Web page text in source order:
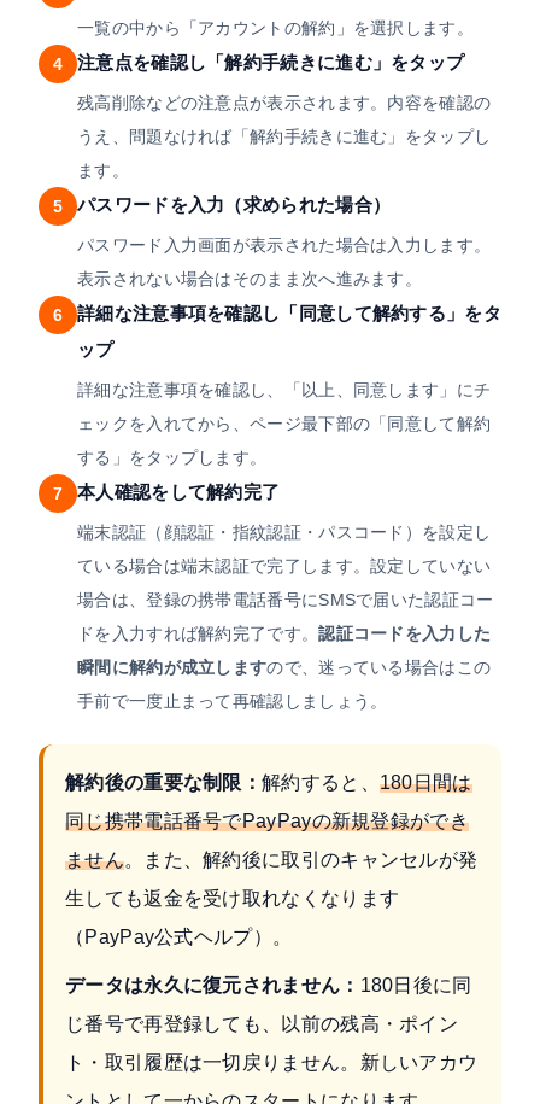
一覧の中から「アカウントの解約」を選択します。
4 注意点を確認し「解約手続きに進む」をタップ
残高削除などの注意点が表示されます。内容を確認の
うえ、問題なければ「解約手続きに進む」をタップし
ます。
5 パスワードを入力（求められた場合）
パスワード入力画面が表示された場合は入力します。
表示されない場合はそのまま次へ進みます。
6
詳細な注意事項を確認し「同意して解約する」をタ
ップ
詳細な注意事項を確認し、「以上、同意します」にチ
ェックを入れてから、ページ最下部の「同意して解約
する」をタップします。
7 本人確認をして解約完了
端末認証（顔認証・指紋認証・パスコード）を設定し
ている場合は端末認証で完了します。設定していない
場合は、登録の携帯電話番号にSMSで届いた認証コー
ドを入力すれば解約完了です。認証コードを入力した
瞬間に解約が成立しますので、迷っている場合はこの
手前で一度止まって再確認しましょう。
解約後の重要な制限：解約すると、 180日間は
同じ携帯電話番号でPayPayの新規登録ができ
ません。また、解約後に取引のキャンセルが発
生しても返金を受け取れなくなります
（ PayPay公式ヘルプ）。
データは永久に復元されません： 180日後に同
じ番号で再登録しても、以前の残高・ポイン
ト・取引履歴は一切戻りません。新しいアカウ